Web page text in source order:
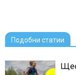
Подобни статии